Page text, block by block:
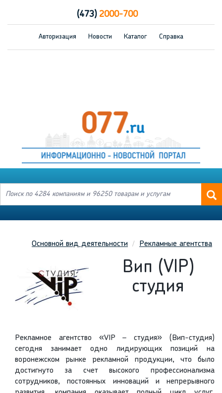
(473)2000-700
Авторизация Новости Каталог Справка
Основной вид деятельности Рекламные агентства
Вип (VIP)
студия
Рекламное агентство «VIP – студия» (Вип-студия)
сегодня занимает одно лидирующих позиций на
воронежском рынке рекламной продукции, что было
достигнуто за счет высокого профессионализма
сотрудников, постоянных инноваций и непрерывного